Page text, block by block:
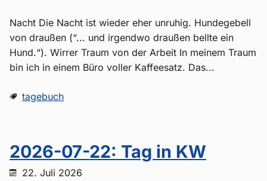
Nacht Die Nacht ist wieder eher unruhig. Hundegebell
von draußen (“... und irgendwo draußen bellte ein
Hund.“). Wirrer Traum von der Arbeit In meinem Traum
bin ich in einem Büro voller Kaffeesatz. Das...
tagebuch
2026-07-22: Tag in KW
22. Juli 2026